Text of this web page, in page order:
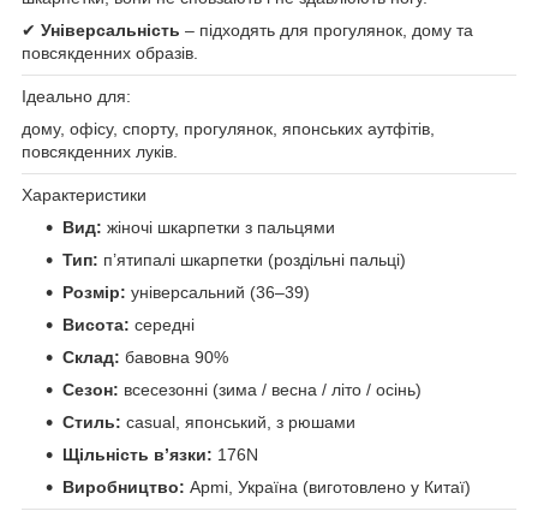
✔ Універсальність – підходять для прогулянок, дому та
повсякденних образів.
Ідеально для:
дому, офісу, спорту, прогулянок, японських аутфітів,
повсякденних луків.
Характеристики
Вид: жіночі шкарпетки з пальцями
Тип: п’ятипалі шкарпетки (роздільні пальці)
Розмір: універсальний (36–39)
Висота: середні
Склад: бавовна 90%
Сезон: всесезонні (зима / весна / літо / осінь)
Стиль: casual, японський, з рюшами
Щільність в’язки: 176N
Виробництво: Apmi, Україна (виготовлено у Китаї)